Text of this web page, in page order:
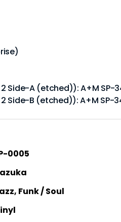
Side-A (etched)): A+M SP-
Side-B (etched)): A+M SP-
0005
Funk / Soul